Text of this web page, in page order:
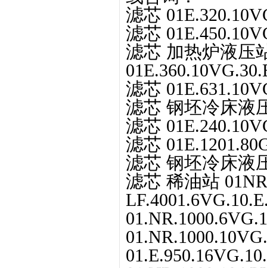
滤芯
滤芯
滤芯 加热炉液压
滤芯
滤芯 钢坯冷床液
滤芯
滤芯
滤芯 钢坯冷床液
滤芯 稀油站